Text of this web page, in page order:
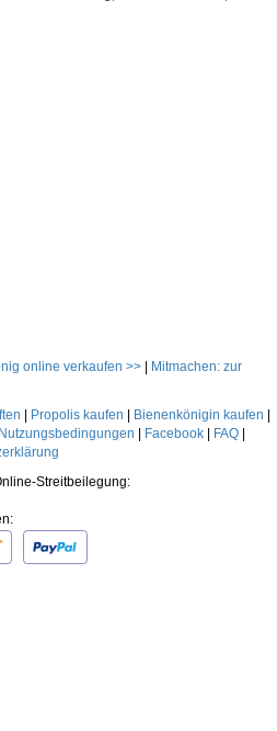
online verkaufen >>
Mitmachen: zur
Propolis kaufen Bienenkönigin kaufen
Nutzungsbedingungen Facebook FAQ
Streitbeilegung: